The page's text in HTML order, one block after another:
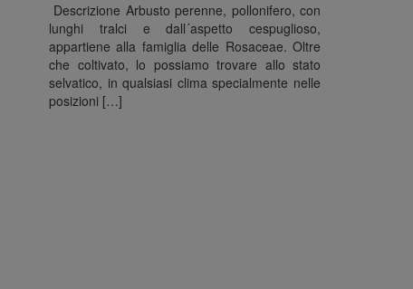
Descrizione Arbusto perenne, pollonifero, con
lunghi tralci e dall´aspetto cespuglioso,
appartiene alla famiglia delle Rosaceae. Oltre
che coltivato, lo possiamo trovare allo stato
selvatico, in qualsiasi clima specialmente nelle
posizioni […]